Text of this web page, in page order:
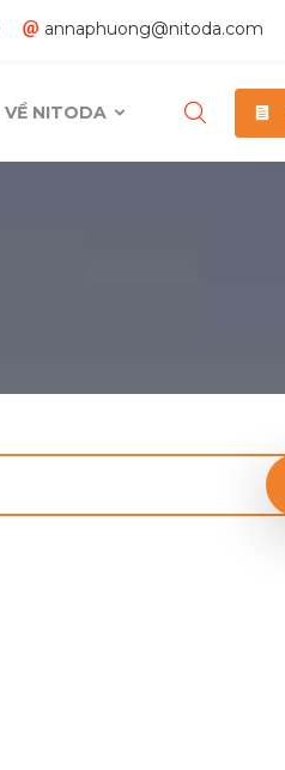
annaphuong@nitoda.com
VỀ NITODA